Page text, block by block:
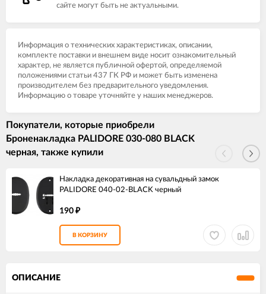
сайте могут быть не актуальными.
Информация о технических характеристиках, описании,
комплекте поставки и внешнем виде носит ознакомительный
характер, не является публичной офертой, определяемой
положениями статьи 437 ГК РФ и может быть изменена
производителем без предварительного уведомления.
Информацию о товаре уточняйте у наших менеджеров.
Покупатели, которые приобрели
Броненакладка PALIDORE 030-080 BLACK
черная, также купили
Накладка декоративная на сувальдный замок
PALIDORE 040-02-BLACK черный
190 ₽
В КОРЗИНУ
ОПИСАНИЕ